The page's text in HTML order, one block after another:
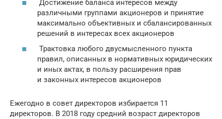
Достижение баланса интересов между
различными группами акционеров и принятие
максимально объективных и сбалансированных
решений в интересах всех акционеров
Трактовка любого двусмысленного пункта
правил, описанных в нормативных юридических
и иных актах, в пользу расширения прав
и законных интересов акционеров
Ежегодно в совет директоров избирается 11
директоров. В 2018 году средний возраст директоров